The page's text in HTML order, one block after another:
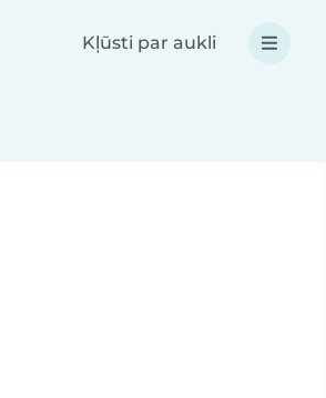
Kļūsti par aukli